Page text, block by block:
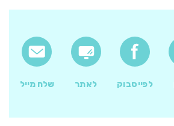
לפייסבוק לאתר שלח מייל